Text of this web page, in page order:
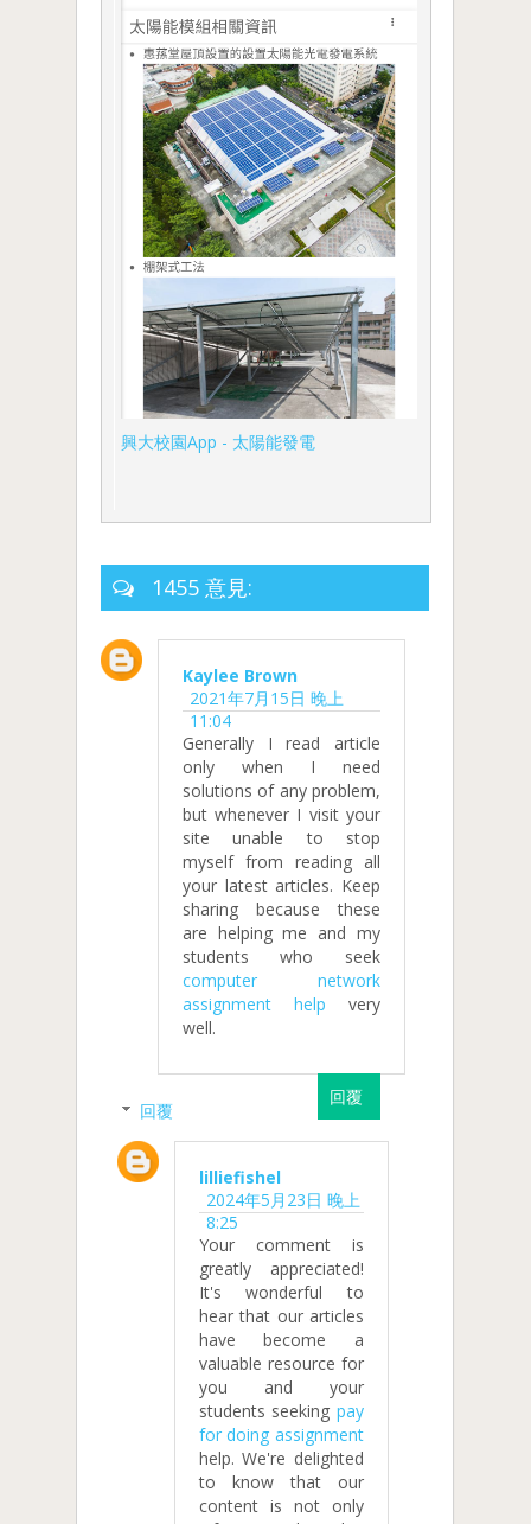
興大校園App - 太陽能發電
1455 意見:
Kaylee Brown
2021年7月15日 晚上
11:04
Generally I read article
only when I need
solutions of any problem,
but whenever I visit your
site unable to stop
myself from reading all
your latest articles. Keep
sharing because these
are helping me and my
students who seek
computer network
assignment help very
well.
回覆
回覆
lilliefishel
2024年5月23日 晚上
8:25
Your comment is
greatly appreciated!
It's wonderful to
hear that our articles
have become a
valuable resource for
you and your
students seeking pay
for doing assignment
help. We're delighted
to know that our
content is not only